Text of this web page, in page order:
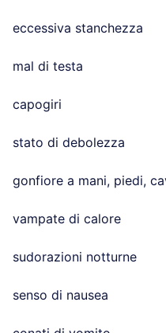
eccessiva stanchezza
mal di testa
capogiri
stato di debolezza
gonfiore a mani, piedi,
vampate di calore
sudorazioni notturne
senso di nausea